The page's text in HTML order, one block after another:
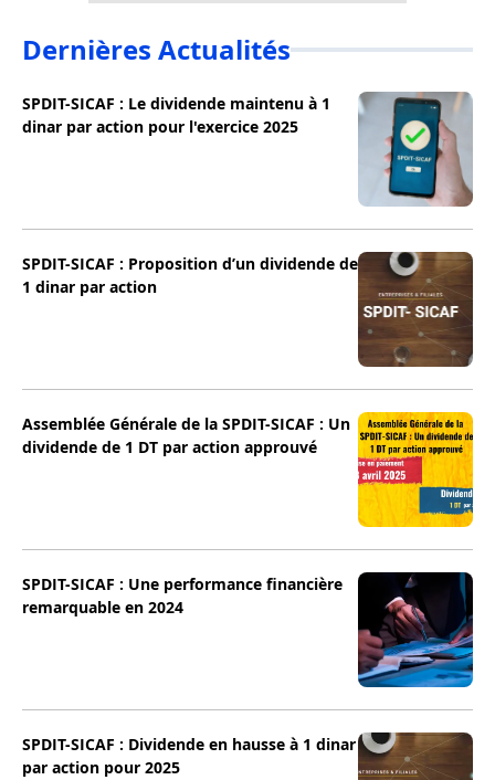
Dernières Actualités
SPDIT-SICAF : Le dividende maintenu à 1
dinar par action pour l'exercice 2025
SPDIT-SICAF : Proposition d’un dividende de
1 dinar par action
Assemblée Générale de la SPDIT-SICAF : Un
dividende de 1 DT par action approuvé
SPDIT-SICAF : Une performance financière
remarquable en 2024
SPDIT-SICAF : Dividende en hausse à 1 dinar
par action pour 2025